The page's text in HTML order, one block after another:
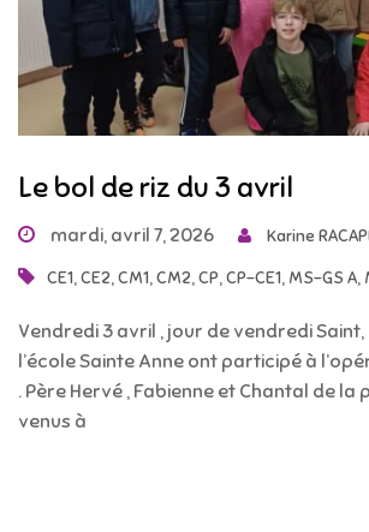
Le bol de riz du 3 avril
mardi, avril 7, 2026 Karine
CE1,CE2,CM1,CM2,CP,CP-CE1, MS-GS A,
Vendredi 3 avril , jour de vendredi
l’école Sainte Anne ont participé à
. Père Hervé , Fabienne et Chantal de la
venus à